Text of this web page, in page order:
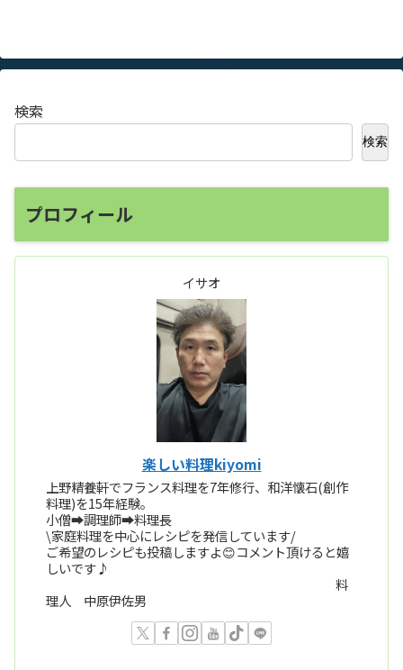
検索
検索
プロフィール
イサオ
楽しい料理kiyomi
上野精養軒でフランス料理を7年修行、和洋懐石(創作
料理)を15年経験。
小僧➡️調理師➡️料理長
\家庭料理を中心にレシピを発信しています/
ご希望のレシピも投稿しますよ😊コメント頂けると嬉
しいです♪
料
理人 中原伊佐男